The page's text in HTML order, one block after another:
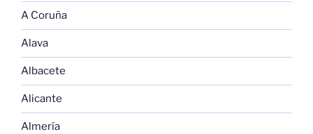
A Coruña
Alava
Albacete
Alicante
Almería